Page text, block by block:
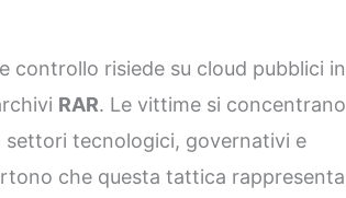
controllo risiede su cloud pubblici in
RAR. Le vittime si concentrano
settori tecnologici, governativi e
che questa tattica rappresenta